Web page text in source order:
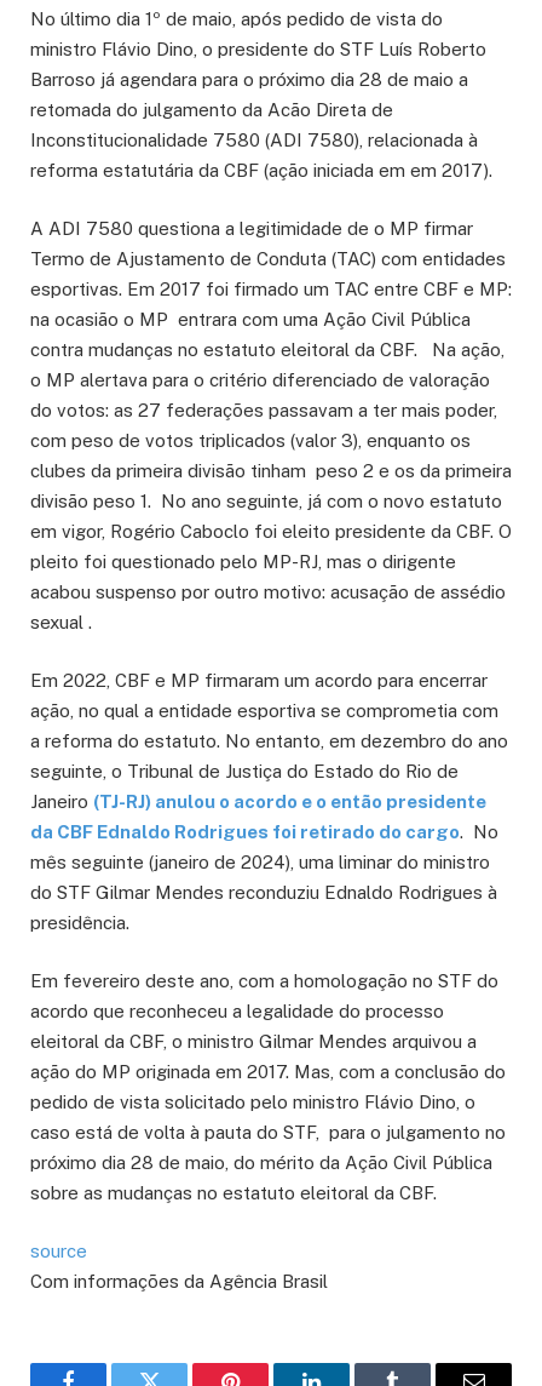
No último dia 1º de maio, após pedido de vista do
ministro Flávio Dino, o presidente do STF Luís Roberto
Barroso já agendara para o próximo dia 28 de maio a
retomada do julgamento da Acão Direta de
Inconstitucionalidade 7580 (ADI 7580), relacionada à
reforma estatutária da CBF (ação iniciada em em 2017).
A ADI 7580 questiona a legitimidade de o MP firmar
Termo de Ajustamento de Conduta (TAC) com entidades
esportivas. Em 2017 foi firmado um TAC entre CBF e MP:
na ocasião o MP entrara com uma Ação Civil Pública
contra mudanças no estatuto eleitoral da CBF. Na ação,
o MP alertava para o critério diferenciado de valoração
do votos: as 27 federações passavam a ter mais poder,
com peso de votos triplicados (valor 3), enquanto os
clubes da primeira divisão tinham peso 2 e os da primeira
divisão peso 1. No ano seguinte, já com o novo estatuto
em vigor, Rogério Caboclo foi eleito presidente da CBF. O
pleito foi questionado pelo MP-RJ, mas o dirigente
acabou suspenso por outro motivo: acusação de assédio
sexual .
Em 2022, CBF e MP firmaram um acordo para encerrar
ação, no qual a entidade esportiva se comprometia com
a reforma do estatuto. No entanto, em dezembro do ano
seguinte, o Tribunal de Justiça do Estado do Rio de
Janeiro (TJ-RJ) anulou o acordo e o então presidente
da CBF Ednaldo Rodrigues foi retirado do cargo. No
mês seguinte (janeiro de 2024), uma liminar do ministro
do STF Gilmar Mendes reconduziu Ednaldo Rodrigues à
presidência.
Em fevereiro deste ano, com a homologação no STF do
acordo que reconheceu a legalidade do processo
eleitoral da CBF, o ministro Gilmar Mendes arquivou a
ação do MP originada em 2017. Mas, com a conclusão do
pedido de vista solicitado pelo ministro Flávio Dino, o
caso está de volta à pauta do STF, para o julgamento no
próximo dia 28 de maio, do mérito da Ação Civil Pública
sobre as mudanças no estatuto eleitoral da CBF.
source
Com informações da Agência Brasil